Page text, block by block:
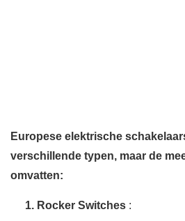
Europese elektrische
verschillende typen, maar de
omvatten:
1. Rocker Switches :